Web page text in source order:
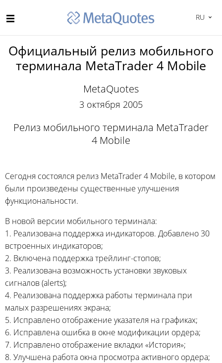
RU
Официальный релиз мобильного
терминала MetaTrader 4 Mobile
MetaQuotes
3 октября 2005
Релиз мобильного терминала MetaTrader
4 Mobile
Сегодня состоялся релиз MetaTrader 4 Mobile, в котором
были произведены существенные улучшения
функциональности.
В новой версии мобильного терминала:
1. Реализована поддержка индикаторов. Добавлено 30
встроенных индикаторов;
2. Включена поддержкатрейлинг-стопов;
3. Реализована возможность установки звуковых
сигналов (alerts);
4. Реализована поддержка работы терминала при
малых разрешениях экрана;
5. Исправлено отображение указателя на графиках;
6. Исправлена ошибка в окне модификации ордера;
7. Исправлено отображение вкладки «История»;
8. Улучшена работа окна просмотра активного ордера;